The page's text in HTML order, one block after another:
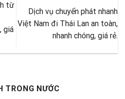
từ
giá
Dịch vụ chuyển phát nhanh
Việt Nam đi Thái Lan an toàn,
nhanh chóng, giá rẻ.
TRONG NƯỚC